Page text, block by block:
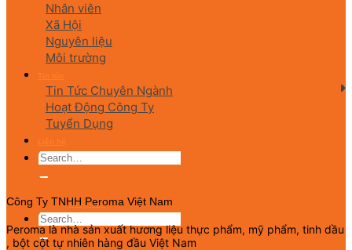
Nhân viên
Xã Hội
Nguyên liệu
Môi trường
Tin Tức Chuyên Ngành
Hoạt Động Công Ty
Tuyển Dụng
English
Công Ty TNHH Peroma Việt Nam
Peroma là nhà sản xuất hương liệu thực phẩm, mỹ phẩm, tinh dầu
, bột cột tự nhiên hàng đầu Việt Nam